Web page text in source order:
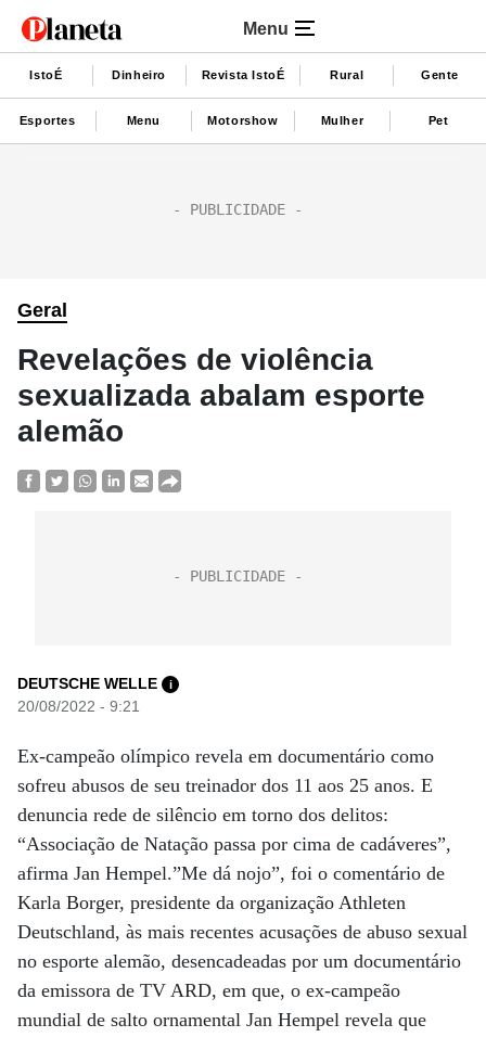
Menu
IstoÉ Dinheiro Revista IstoÉ Rural Gente
Esportes Menu Motorshow Mulher Pet
Geral
Revelações de violência
sexualizada abalam esporte
alemão
DEUTSCHE WELLE i
20/08/2022 - 9:21
Ex-campeão olímpico revela em documentário como
sofreu abusos de seu treinador dos 11 aos 25 anos. E
denuncia rede de silêncio em torno dos delitos:
“Associação de Natação passa por cima de cadáveres”,
afirma Jan Hempel.”Me dá nojo”, foi o comentário de
Karla Borger, presidente da organização Athleten
Deutschland, às mais recentes acusações de abuso sexual
no esporte alemão, desencadeadas por um documentário
da emissora de TV ARD, em que, o ex-campeão
mundial de salto ornamental Jan Hempel revela que